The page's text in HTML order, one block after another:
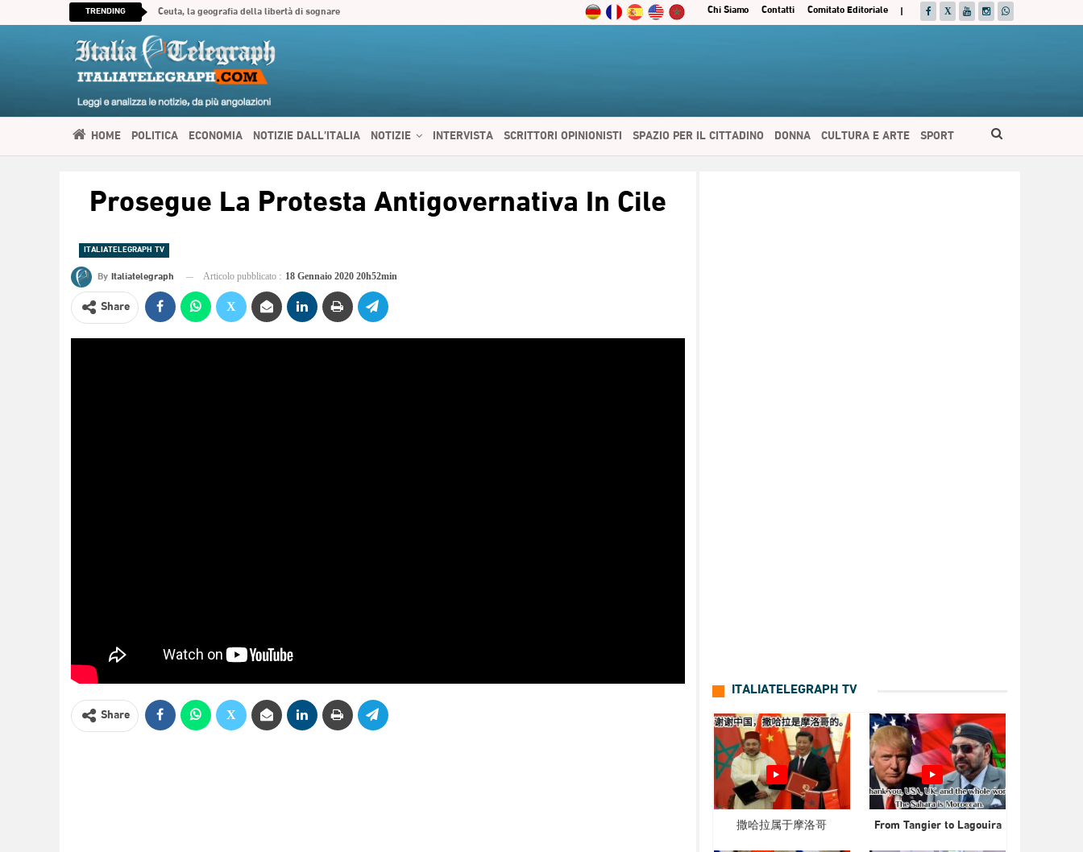
|
Comitato Editoriale
Contatti
Chi Siamo
TRENDING Ceuta, la geografia della libertà di sognare
HOME POLITICA ECONOMIA NOTIZIE DALL’ITALIA NOTIZIE INTERVISTA SCRITTORI OPINIONISTI SPAZIO PER IL CITTADINO DONNA CULTURA E ARTE SPORT
العربية
Prosegue La Protesta Antigovernativa In Cile
ITALIATELEGRAPH TV
By Italiatelegraph Articolo pubblicato : 18 Gennaio 2020 20h52min
Share
Share
ITALIATELEGRAPH TV
撒哈拉属于摩洛哥 From Tangier to Lagouira